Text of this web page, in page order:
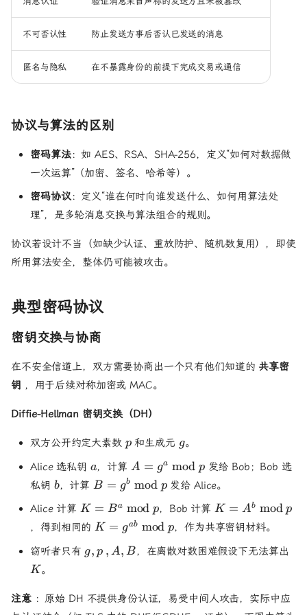
不可否认性 防止发送方事后否认已发送的消息
匿名与隐私 在不暴露身份的前提下完成交易或通信
协议与算法的区别
密码算法：如 AES、RSA、SHA-256，定义“如何对数据做
一次运算”（加密、签名、哈希等）。
密码协议：定义“谁在何时向谁发送什么、如何用算法处
理”，是多轮消息交换与算法组合的规则。
协议若设计不当（如缺少认证、重放防护、随机数复用），即使
所用算法安全，整体仍可能被攻击。
典型密码协议
密钥交换与协商
在不安全信道上，双方需要协商出一个只有他们知道的共享密
钥 ，用于后续对称加密或 MAC。
Diffie-Hellman 密钥交换（DH）
双方公开约定大素数 p
p和生成元 g
g。
Alice 选私钥 a
a，计算 A =
\bmod
p
A = ga mod p发给 Bob；Bob 选
私钥 b
b，计算 B =
\bmod
p
B = gb mod p发给 Alice。
Alice 计算 K =
B^a
\bmod
p
K = Ba mod p，Bob 计算 K =
A^b
\bmod
p
K = Ab mod p
，得到相同的K =
\bmod
K = gab mod p，作为共享密钥材料。
窃听者只有 g,
B
g, p , A, B，在离散对数困难假设下无法算出
K。
注意 ：原始 DH 不提供身份认证，易受中间人攻击，实际中应